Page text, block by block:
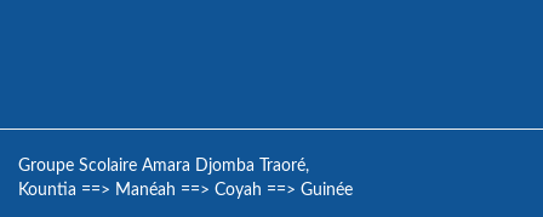
Groupe Scolaire Amara Djomba Traoré,
Kountia ==> Manéah ==> Coyah ==> Guinée